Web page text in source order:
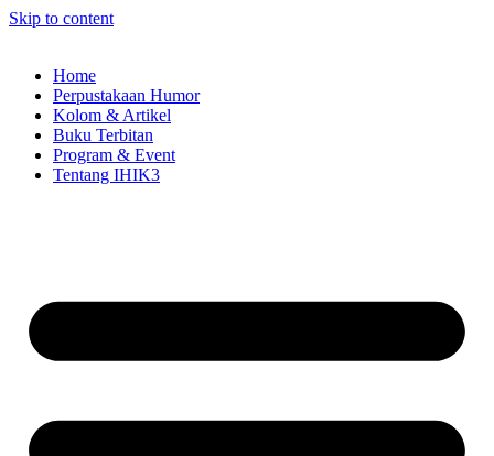
Skip to content
Home
Perpustakaan Humor
Kolom & Artikel
Buku Terbitan
Program & Event
Tentang IHIK3